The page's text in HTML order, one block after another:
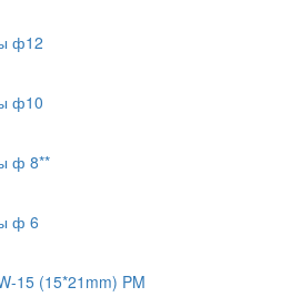
ф12
ф10
ф 8**
ф 6
15 (15*21mm) PM